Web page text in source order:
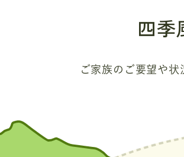
四季
ご家族のご要望や状